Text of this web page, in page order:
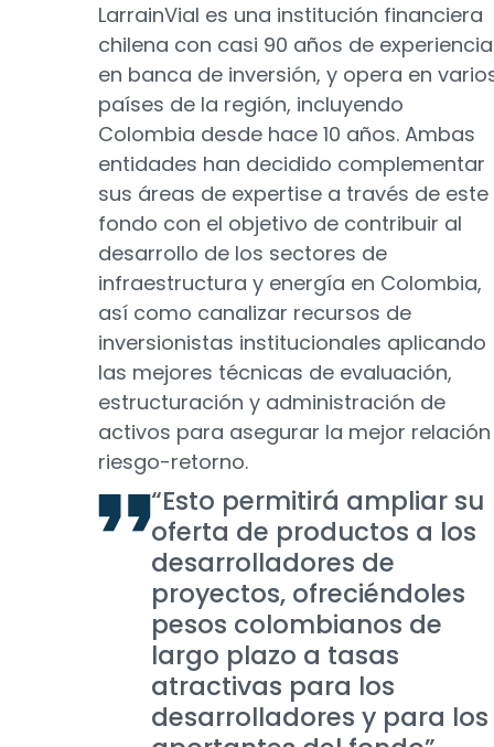
LarrainVial es una institución financiera
chilena con casi 90 años de experiencia
en banca de inversión, y opera en
países de la región, incluyendo
Colombia desde hace 10 años. Ambas
entidades han decidido complementar
sus áreas de expertise a través de este
fondo con el objetivo de contribuir al
desarrollo de los sectores de
infraestructura y energía en Colombia,
así como canalizar recursos de
inversionistas institucionales aplicando
las mejores técnicas de evaluación,
estructuración y administración de
activos para asegurar la mejor relación
riesgo-retorno.
“Esto permitirá ampliar su
oferta de productos a los
desarrolladores de
proyectos, ofreciéndoles
pesos colombianos de
largo plazo a tasas
atractivas para los
desarrolladores y para los